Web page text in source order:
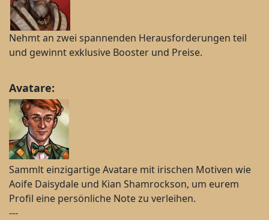
Nehmt an zwei spannenden Herausforderungen teil
und gewinnt exklusive Booster und Preise.
Avatare:
Sammlt einzigartige Avatare mit irischen Motiven wie
Aoife Daisydale und Kian Shamrockson, um eurem
Profil eine persönliche Note zu verleihen.
---